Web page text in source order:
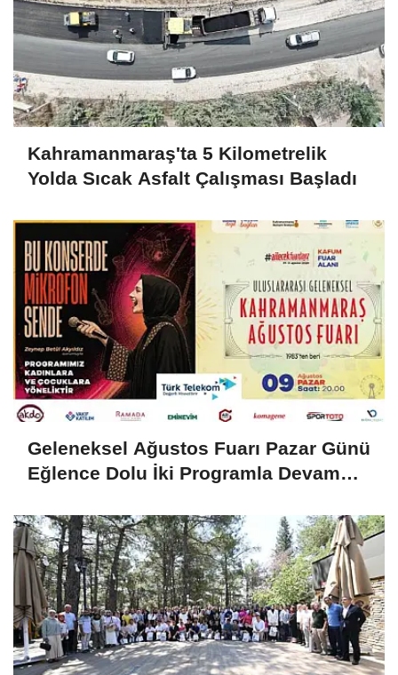
Kahramanmaraş'ta 5 Kilometrelik
Yolda Sıcak Asfalt Çalışması Başladı
Geleneksel Ağustos Fuarı Pazar Günü
Eğlence Dolu İki Programla Devam